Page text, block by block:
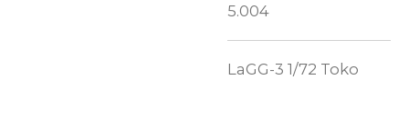
5.004
LaGG-3 1/72 Toko